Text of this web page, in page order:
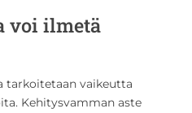
voi ilmetä
tarkoitetaan vaikeutta
Kehitysvamman aste